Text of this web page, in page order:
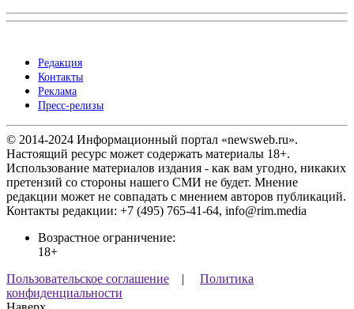
Редакция
Контакты
Реклама
Пресс-релизы
© 2014-2024 Информационный портал «newsweb.ru».
Настоящий ресурс может содержать материалы 18+.
Использование материалов издания - как вам угодно, никаких
претензий со стороны нашего СМИ не будет. Мнение
редакции может не совпадать с мнением авторов публикаций.
Контакты редакции: +7 (495) 765-41-64, info@rim.media
Возрастное ограничение:
18+
Пользовательское соглашение | Политика
конфиденциальности